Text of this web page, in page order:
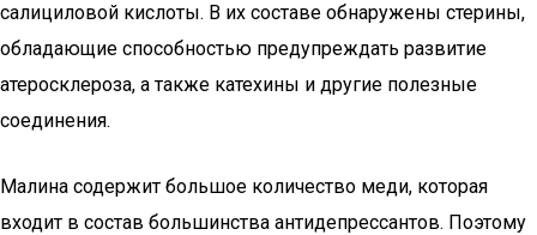
салициловой кислоты. В их составе обнаружены стерины,
обладающие способностью предупреждать развитие
атеросклероза, а также катехины и другие полезные
соединения.
Малина содержит большое количество меди, которая
входит в состав большинства антидепрессантов. Поэтому